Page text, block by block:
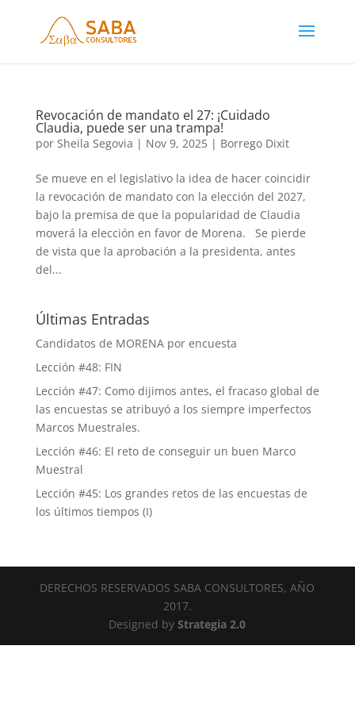
Revocación de mandato el 27: ¡Cuidado
Claudia, puede ser una trampa!
por Sheila Segovia | Nov 9, 2025| Borrego Dixit
Se mueve en el legislativo la idea de hacer coincidir
la revocación de mandato con la elección del 2027,
bajo la premisa de que la popularidad de Claudia
moverá la elección en favor de Morena. Se pierde
de vista que la aprobación a la presidenta, antes
del...
Últimas Entradas
Candidatos de MORENA por encuesta
Lección #48: FIN
Lección #47: Como dijimos antes, el fracaso global de
las encuestas se atribuyó a los siempre imperfectos
Marcos Muestrales.
Lección #46: El reto de conseguir un buen Marco
Muestral
Lección #45: Los grandes retos de las encuestas de
los últimos tiempos (I)
DERECHOS RESERVADOS SABA CONSULTORES, AÑO
2017.
Designed byStrategia 2.0